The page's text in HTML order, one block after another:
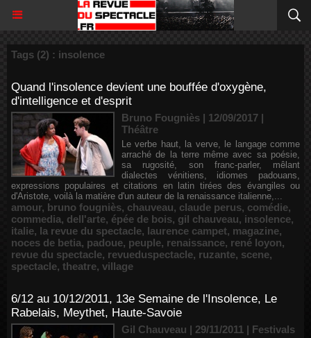
Tags (2) : insolence
Quand l'insolence devient une bouffée d'oxygène,
d'intelligence et d'esprit
Bruno Fougniès | 12/09/2017 |
Théâtre
Le verbe haut, la verve, le langage comme
arraché de la terre même avec sa poésie,
sa rugosité, son franc-parler, mêlant
dialectes vénitiens, idiomes padouans,
expressions populaires et citations en latin tirées des évangiles ou
d'Aristote, voilà la matière d'un auteur de la renaissance italienne,...
amour, bruno fougniès, chauveau, claude perus, comédie,
commedia, dell'arte, épée de bois, gil chauveau, insolence,
italie, la revue du spectacle, laurence campet, magazine,
noces de betia, padoue, peuple, renaissance, rené loyon,
revue du spectacle, revueduspectacle, ruzante, scene,
spectacle, theatre, village
6/12 au 10/12/2011, 13e Semaine de l'Insolence, Le
Rabelais, Meythet, Haute-Savoie
Gil Chauveau | 29/11/2011 | Festivals